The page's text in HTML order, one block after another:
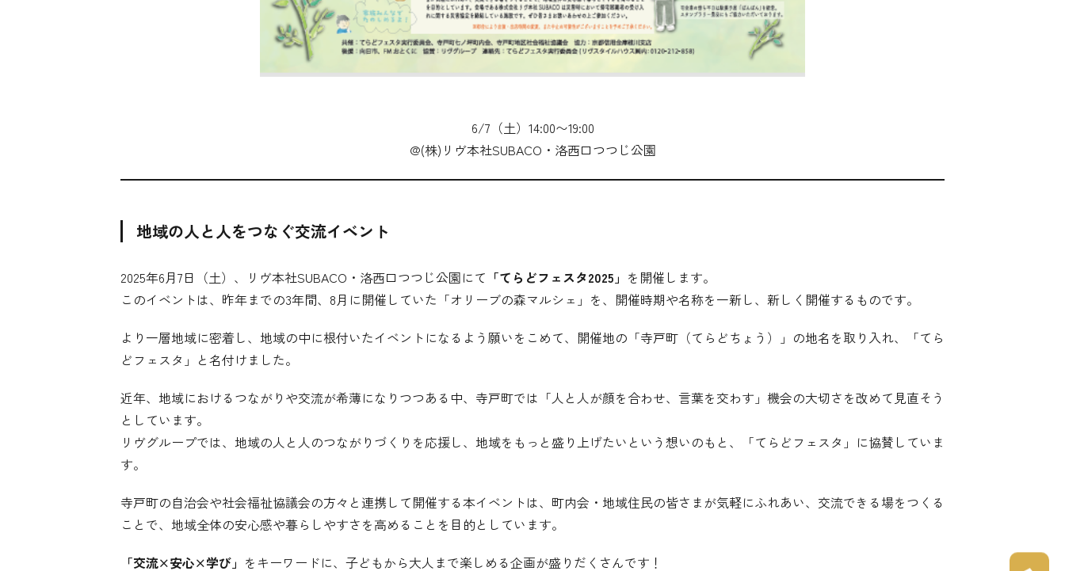
6/7（土）14:00〜19:00
@(株)リヴ本社SUBACO・洛西口つつじ公園
地域の人と人をつなぐ交流イベント
2025年6月7日（土）、リヴ本社SUBACO・洛西口つつじ公園にて 「てらどフェスタ2025」 を開催します。
このイベントは、昨年までの3年間、8月に開催していた「オリーブの森マルシェ」を、開催時期や名称を一新し、新しく開催するものです。
より一層地域に密着し、地域の中に根付いたイベントになるよう願いをこめて、開催地の「寺戸町（てらどちょう）」の地名を取り入れ、「てら
どフェスタ」と名付けました。
近年、地域におけるつながりや交流が希薄になりつつある中、寺戸町では「人と人が顔を合わせ、言葉を交わす」機会の大切さを改めて見直そう
としています。
リヴグループでは、地域の人と人のつながりづくりを応援し、地域をもっと盛り上げたいという想いのもと、「てらどフェスタ」に協賛していま
す。
寺戸町の自治会や社会福祉協議会の方々と連携して開催する本イベントは、町内会・地域住民の皆さまが気軽にふれあい、交流できる場をつくる
ことで、地域全体の安心感や暮らしやすさを高めることを目的としています。
「交流×安心×学び」 をキーワードに、子どもから大人まで楽しめる企画が盛りだくさんです！